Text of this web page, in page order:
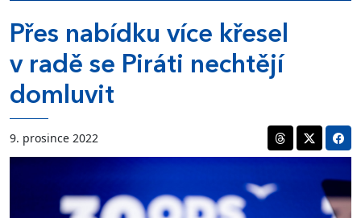
Přes nabídku více křesel
v radě se Piráti nechtějí
domluvit
9. prosince 2022